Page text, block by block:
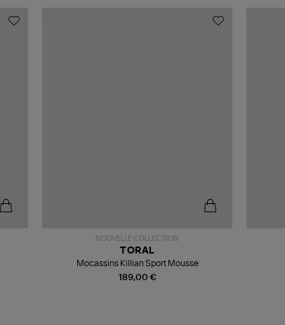
NOUVELLE COLLECTION
189,00 €
TORAL
Mocassins Killian Sport Mousse